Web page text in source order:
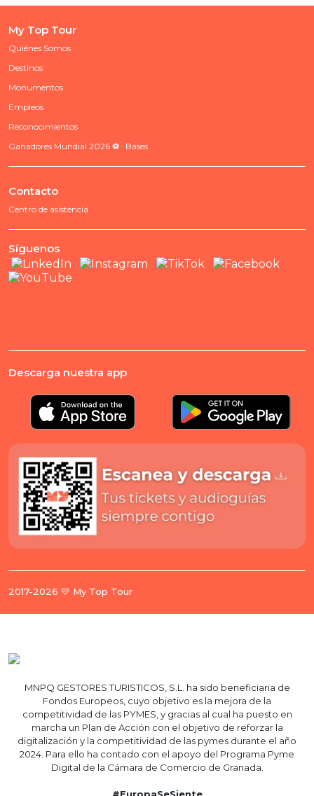
My Top Tour
Quiénes Somos
Destinos
Monumentos
Empleos
Reconocimientos
Ganadores Mundial 2026 ⚽ · Bases
Contacto
Centro de asistencia
Síguenos
Descarga nuestra app
2017-2026 💛 My Top Tour
MNPQ GESTORES TURISTICOS, S.L. ha sido beneficiaria de
Fondos Europeos, cuyo objetivo es la mejora de la
competitividad de las PYMES, y gracias al cual ha puesto en
marcha un Plan de Acción con el objetivo de reforzar la
digitalización y la competitividad de las pymes durante el año
2024. Para ello ha contado con el apoyo del Programa Pyme
Digital de la Cámara de Comercio de Granada.